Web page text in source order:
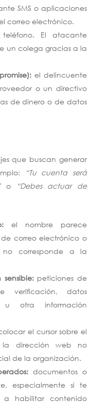
SMS o aplicaciones
correo electrónico.
El atacante
un colega gracias a la
el delincuente
o un directivo
de dinero o de datos
que buscan generar
“Tu cuenta será
o
“Debes actuar de
el nombre parece
correo electrónico o
corresponde a la
peticiones de
verificación, datos
u otra información
el cursor sobre el
dirección web no
de la organización.
documentos o
especialmente si te
a habilitar contenido